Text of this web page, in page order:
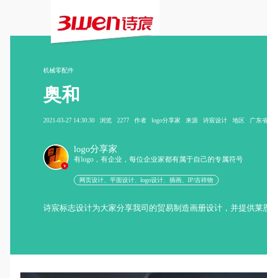
机械零配件
奥和
2021-03-27 14:30:30 浏览 2277 作者 logo分享家 来源 诗宸设计 地区 广东
v
logo分享家
有logo，有企业，每位企业家都有属于自己的专属符号
网页设计、平面设计、logo设计、插画、IP/吉祥物
诗宸标志设计为大家分享我司的贸易制造画册设计，并提供莱